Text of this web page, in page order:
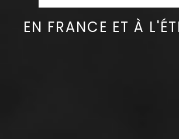
EN FRANCE ET À